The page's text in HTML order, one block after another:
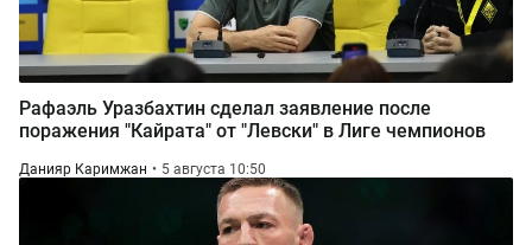
Рафаэль Уразбахтин сделал заявление после
поражения "Кайрата" от "Левски" в Лиге чемпионов
Данияр Каримжан 5 августа 10:50